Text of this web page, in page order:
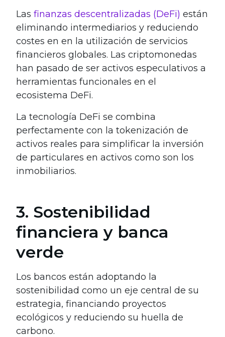
Las finanzas descentralizadas (DeFi) están
eliminando intermediarios y reduciendo
costes en en la utilización de servicios
financieros globales. Las criptomonedas
han pasado de ser activos especulativos a
herramientas funcionales en el
ecosistema DeFi.
La tecnología DeFi se combina
perfectamente con la tokenización de
activos reales para simplificar la inversión
de particulares en activos como son los
inmobiliarios.
3. Sostenibilidad
financiera y banca
verde
Los bancos están adoptando la
sostenibilidad como un eje central de su
estrategia, financiando proyectos
ecológicos y reduciendo su huella de
carbono.